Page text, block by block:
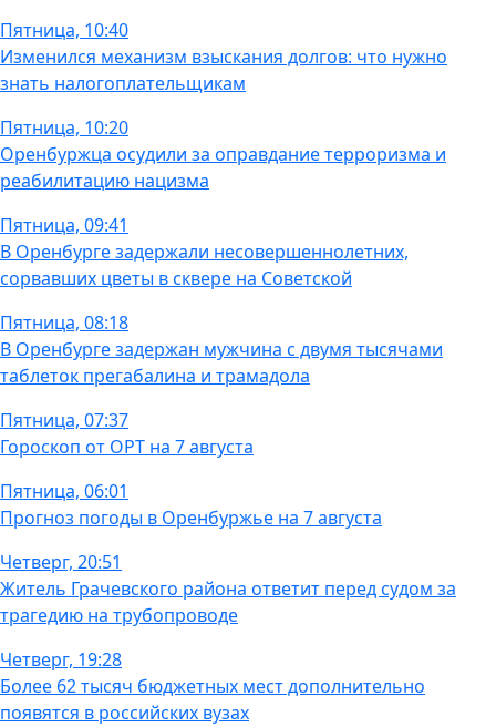
Пятница, 10:40
Изменился механизм взыскания долгов: что нужно
знать налогоплательщикам
Пятница, 10:20
Оренбуржца осудили за оправдание терроризма и
реабилитацию нацизма
Пятница, 09:41
В Оренбурге задержали несовершеннолетних,
сорвавших цветы в сквере на Советской
Пятница, 08:18
В Оренбурге задержан мужчина с двумя тысячами
таблеток прегабалина и трамадола
Пятница, 07:37
Гороскоп от ОРТ на 7 августа
Пятница, 06:01
Прогноз погоды в Оренбуржье на 7 августа
Четверг, 20:51
Житель Грачевского района ответит перед судом за
трагедию на трубопроводе
Четверг, 19:28
Более 62 тысяч бюджетных мест дополнительно
появятся в российских вузах